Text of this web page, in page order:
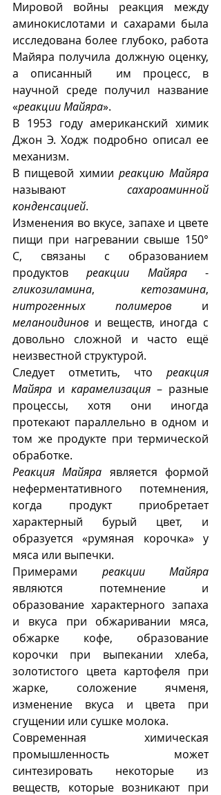
Мировой войны реакция между
аминокислотами и сахарами была
исследована более глубоко, работа
Майяра получила должную оценку,
а описанный  им процесс, в
научной среде получил название
«реакции Майяра».
В 1953 году американский химик
Джон Э. Ходж подробно описал ее
механизм.
В пищевой химии реакцию Майяра
называют сахароаминной
конденсацией.
Изменения во вкусе, запахе и цвете
пищи при нагревании свыше 150°
С, связаны с образованием
продуктов реакции Майяра
гликозиламина, кетозамина
нитрогенных полимеров
меланоидинов и веществ, иногда с
довольно сложной и часто ещё
неизвестной структурой.
Следует отметить, что реакция
Майяра и карамелизация – разные
процессы, хотя они иногда
протекают параллельно в одном и
том же продукте при термической
обработке.
Реакция Майяра является формой
неферментативного потемнения,
когда продукт приобретает
характерный бурый цвет, и
образуется «румяная корочка» у
мяса или выпечки.
Примерами реакции Майяра
являются потемнение и
образование характерного запаха
и вкуса при обжаривании мяса,
обжарке кофе, образование
корочки при выпекании хлеба,
золотистого цвета картофеля при
жарке, соложение ячменя,
изменение вкуса и цвета при
сгущении или сушке молока.
Современная химическая
промышленность может
синтезировать некоторые из